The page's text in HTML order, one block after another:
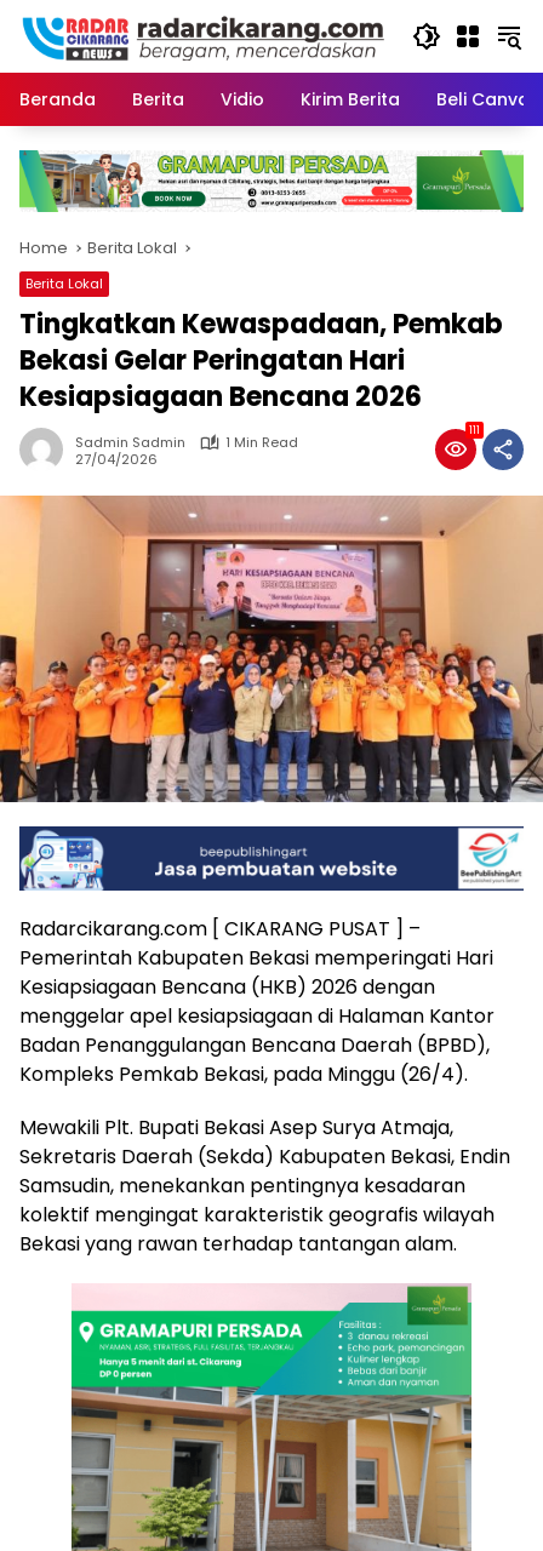
Skip
content
Beranda
Berita Vidio Kirim Berita Beli
Home Berita Lokal
Berita Lokal
Tingkatkan Kewaspadaan, Pemkab
Bekasi Gelar Peringatan Hari
Kesiapsiagaan Bencana 2026
Sadmin Sadmin
1 Min Read
27/04/2026
111
Radarcikarang.com [ ​CIKARANG PUSAT ] –
Pemerintah Kabupaten Bekasi memperingati Hari
Kesiapsiagaan Bencana (HKB) 2026 dengan
menggelar apel kesiapsiagaan di Halaman Kantor
Badan Penanggulangan Bencana Daerah (BPBD),
Kompleks Pemkab Bekasi, pada Minggu (26/4).
​Mewakili Plt. Bupati Bekasi Asep Surya Atmaja,
Sekretaris Daerah (Sekda) Kabupaten Bekasi, Endin
Samsudin, menekankan pentingnya kesadaran
kolektif mengingat karakteristik geografis wilayah
Bekasi yang rawan terhadap tantangan alam.